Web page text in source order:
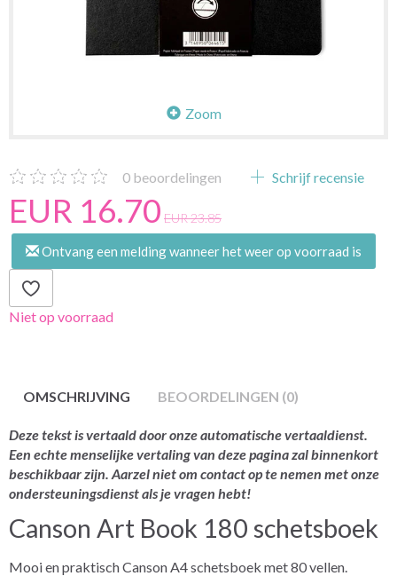
Zoom
0 beoordelingen Schrijf recensie
EUR 16.70 EUR 23.85
Ontvang een melding wanneer het weer op voorraad is
Niet op voorraad
OMSCHRIJVING BEOORDELINGEN (0)
Deze tekst is vertaald door onze automatische vertaaldienst.
Een echte menselijke vertaling van deze pagina zal binnenkort
beschikbaar zijn. Aarzel niet om contact op te nemen met onze
ondersteuningsdienst als je vragen hebt!
Canson Art Book 180 schetsboek
Mooi en praktisch Canson A4 schetsboek met 80 vellen.